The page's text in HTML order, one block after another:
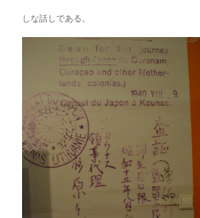
しな話しである。